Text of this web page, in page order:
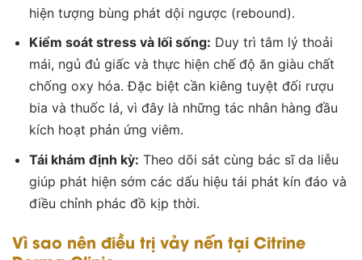
hiện tượng bùng phát dội ngược (rebound).
Kiểm soát stress và lối sống: Duy trì tâm lý thoải
mái, ngủ đủ giấc và thực hiện chế độ ăn giàu chất
chống oxy hóa. Đặc biệt cần kiêng tuyệt đối rượu
bia và thuốc lá, vì đây là những tác nhân hàng đầu
kích hoạt phản ứng viêm.
Tái khám định kỳ: Theo dõi sát cùng bác sĩ da liễu
giúp phát hiện sớm các dấu hiệu tái phát kín đáo và
điều chỉnh phác đồ kịp thời.
Vì sao nên điều trị vảy nến tại Citrine